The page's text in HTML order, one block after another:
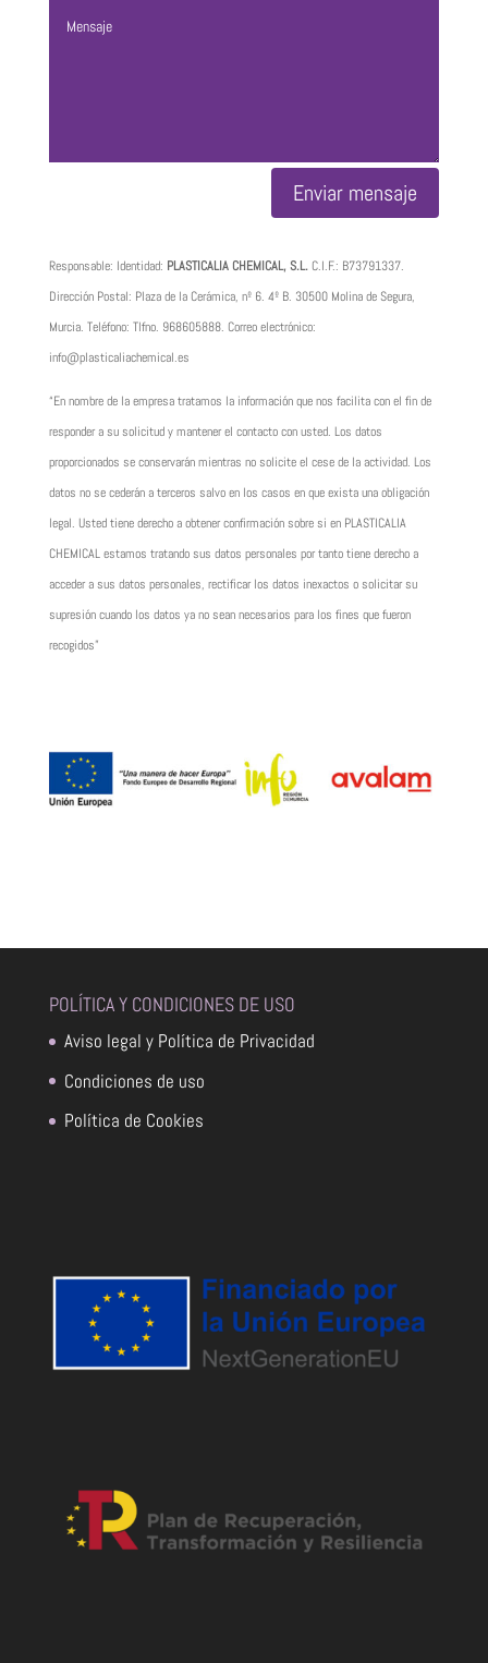
Enviar mensaje
Responsable: Identidad: PLASTICALIA CHEMICAL, S.L.C.I.F.: B73791337.
Dirección Postal: Plaza de la Cerámica, nº 6. 4º B. 30500 Molina de Segura,
Murcia. Teléfono: Tlfno. 968605888. Correo electrónico:
info@plasticaliachemical.es
“En nombre de la empresa tratamos la información que nos facilita con el fin de
responder a su solicitud y mantener el contacto con usted. Los datos
proporcionados se conservarán mientras no solicite el cese de la actividad. Los
datos no se cederán a terceros salvo en los casos en que exista una obligación
legal. Usted tiene derecho a obtener confirmación sobre si en PLASTICALIA
CHEMICAL estamos tratando sus datos personales por tanto tiene derecho a
acceder a sus datos personales, rectificar los datos inexactos o solicitar su
supresión cuando los datos ya no sean necesarios para los fines que fueron
recogidos”
POLÍTICA Y CONDICIONES DE USO
Aviso legal y Política de Privacidad
Condiciones de uso
Política de Cookies